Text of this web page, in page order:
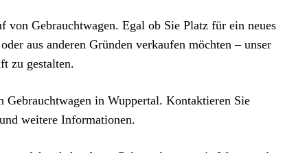
Gebrauchtwagen. Egal ob Sie Platz für ein neues
aus anderen Gründen verkaufen möchten – unser
zu gestalten.
Gebrauchtwagen in Wuppertal. Kontaktieren Sie
weitere Informationen.